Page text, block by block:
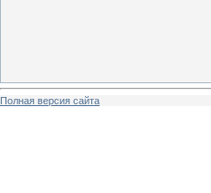
Полная версия сайта